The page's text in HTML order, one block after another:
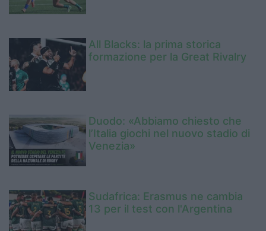
All Blacks: la prima storica
formazione per la Great Rivalry
Duodo: «Abbiamo chiesto che
l’Italia giochi nel nuovo stadio di
Venezia»
Sudafrica: Erasmus ne cambia
13 per il test con l'Argentina